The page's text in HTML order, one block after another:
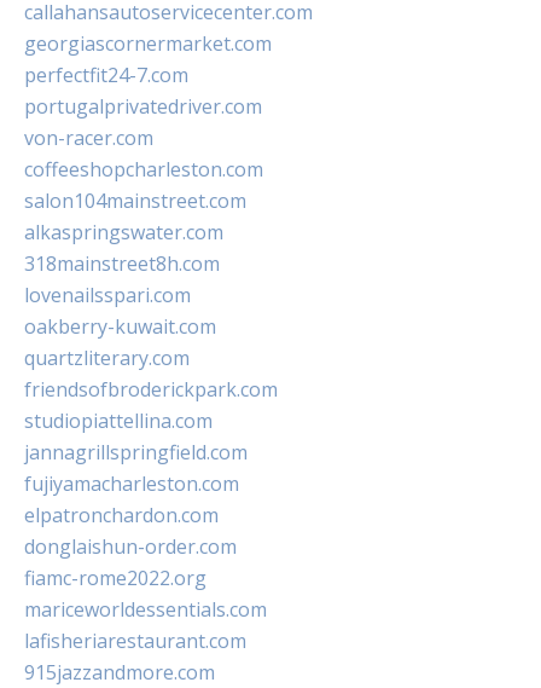
callahansautoservicecenter.com
georgiascornermarket.com
perfectfit24-7.com
portugalprivatedriver.com
von-racer.com
coffeeshopcharleston.com
salon104mainstreet.com
alkaspringswater.com
318mainstreet8h.com
lovenailsspari.com
oakberry-kuwait.com
quartzliterary.com
friendsofbroderickpark.com
studiopiattellina.com
jannagrillspringfield.com
fujiyamacharleston.com
elpatronchardon.com
donglaishun-order.com
fiamc-rome2022.org
mariceworldessentials.com
lafisheriarestaurant.com
915jazzandmore.com